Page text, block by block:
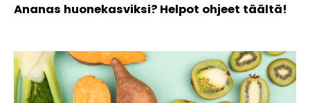
Ananas huonekasviksi? Helpot ohjeet täältä!